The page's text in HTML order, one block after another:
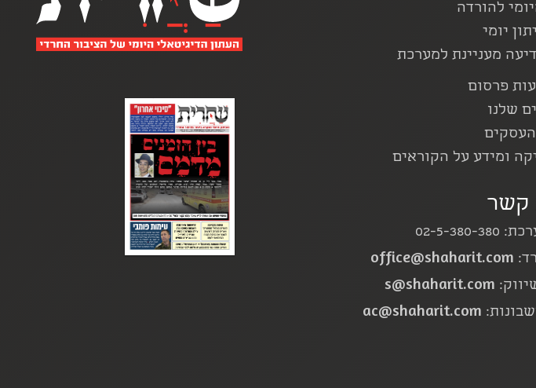
להורדה
יומי
מעניינת למערכת
פרסום
שלנו
ומידע על הקוראים
קשר
380-380
office@shaharit.com
s@shaharit.com
ac@shaharit.com